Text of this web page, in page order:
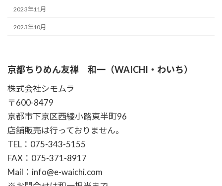
2023年11月
2023年10月
京都ちりめん友禅 和一（WAICHI・わいち）
株式会社シモムラ
〒600-8479
京都市下京区西綾小路東半町96
店舗販売は行っておりません。
TEL：075-343-5155
FAX：075-371-8917
Mail：info@e-waichi.com